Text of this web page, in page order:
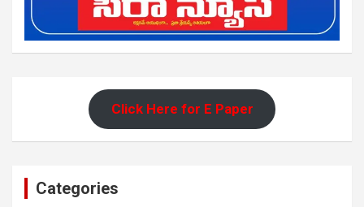
Click Here for E Paper
Categories